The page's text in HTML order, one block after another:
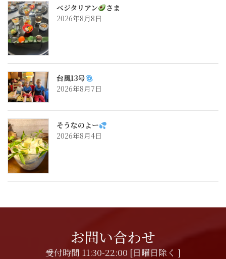
ベジタリアン
さま
2026年8月8日
台風13号
2026年8月7日
そうなのよー
2026年8月4日
お問い合わせ
受付時間 11:30-22:00 [日曜日除く ]